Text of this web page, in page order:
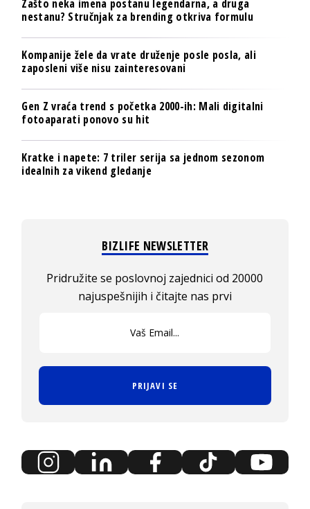
Zašto neka imena postanu legendarna, a druga
nestanu? Stručnjak za brending otkriva formulu
Kompanije žele da vrate druženje posle posla, ali
zaposleni više nisu zainteresovani
Gen Z vraća trend s početka 2000-ih: Mali digitalni
fotoaparati ponovo su hit
Kratke i napete: 7 triler serija sa jednom sezonom
idealnih za vikend gledanje
BIZLIFE NEWSLETTER
Pridružite se poslovnoj zajednici od 20000
najuspešnijih i čitajte nas prvi
PRIJAVI SE